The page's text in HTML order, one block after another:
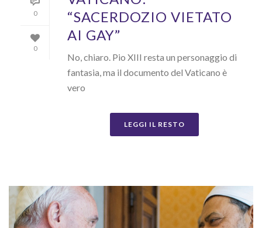
0
0
“SACERDOZIO VIETATO
AI GAY”
No, chiaro. Pio XIII resta un personaggio di
fantasia, ma il documento del Vaticano è
vero
LEGGI IL RESTO